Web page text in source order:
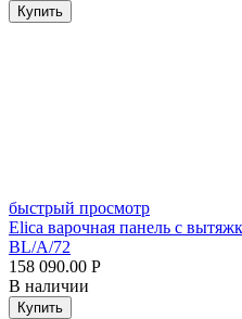
Купить
быстрый просмотр
Elica варочная панель с
BL/A/72
158 090.00 Р
В наличии
Купить